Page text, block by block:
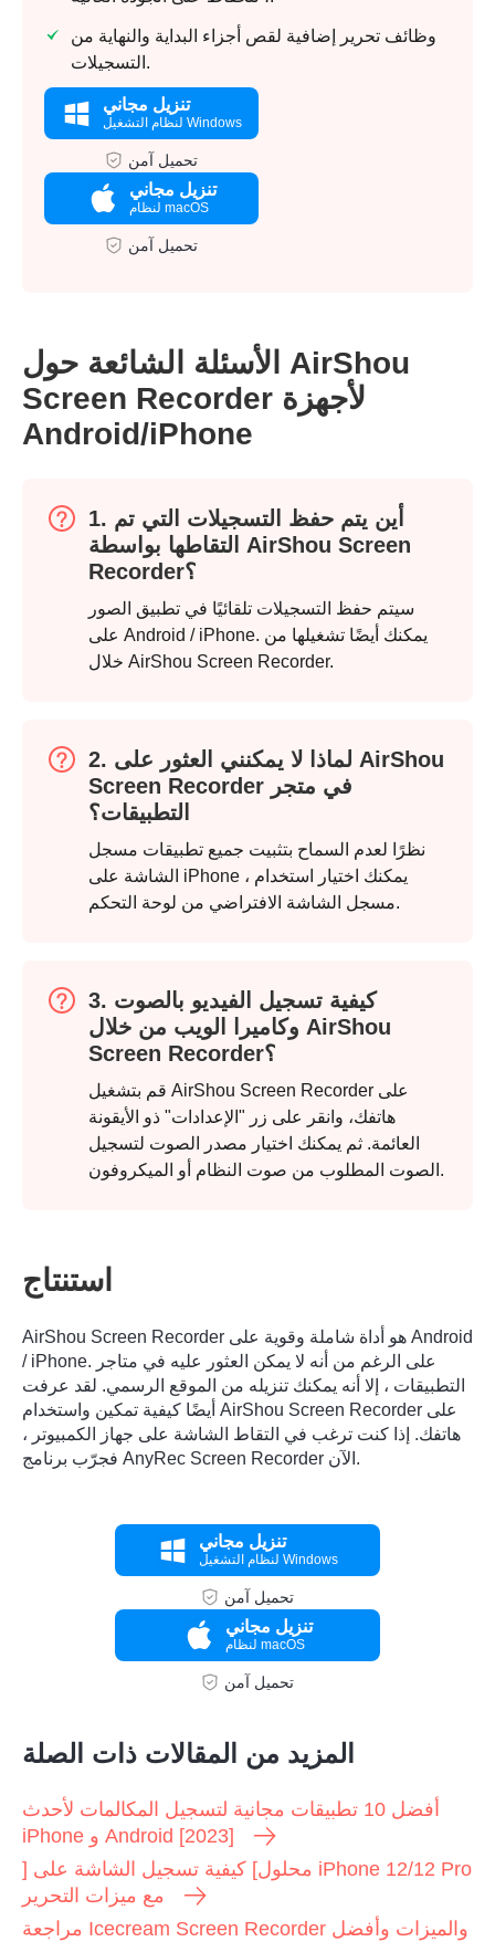
وظائف تحرير إضافية لقص أجزاء البداية والنهاية من
التسجيلات.
تنزيل مجاني
لنظام التشغيل Windows
تحميل آمن
تنزيل مجاني
لنظام macOS
تحميل آمن
الأسئلة الشائعة حول AirShou
Screen Recorder لأجهزة
Android/iPhone
1. أين يتم حفظ التسجيلات التي تم
التقاطها بواسطة AirShou Screen
Recorder؟
سيتم حفظ التسجيلات تلقائيًا في تطبيق الصور
على Android / iPhone. يمكنك أيضًا تشغيلها من
خلال AirShou Screen Recorder.
2. لماذا لا يمكنني العثور على AirShou
Screen Recorder في متجر
التطبيقات؟
نظرًا لعدم السماح بتثبيت جميع تطبيقات مسجل
الشاشة على iPhone ، يمكنك اختيار استخدام
مسجل الشاشة الافتراضي من لوحة التحكم.
3. كيفية تسجيل الفيديو بالصوت
وكاميرا الويب من خلال AirShou
Screen Recorder؟
قم بتشغيل AirShou Screen Recorder على
هاتفك، وانقر على زر "الإعدادات" ذو الأيقونة
العائمة. ثم يمكنك اختيار مصدر الصوت لتسجيل
الصوت المطلوب من صوت النظام أو الميكروفون.
استنتاج
AirShou Screen Recorder هو أداة شاملة وقوية على Android
/ iPhone. على الرغم من أنه لا يمكن العثور عليه في متاجر
التطبيقات ، إلا أنه يمكنك تنزيله من الموقع الرسمي. لقد عرفت
أيضًا كيفية تمكين واستخدام AirShou Screen Recorder على
هاتفك. إذا كنت ترغب في التقاط الشاشة على جهاز الكمبيوتر ،
فجرّب برنامج AnyRec Screen Recorder الآن.
تنزيل مجاني
لنظام التشغيل Windows
تحميل آمن
تنزيل مجاني
لنظام macOS
تحميل آمن
المزيد من المقالات ذات الصلة
أفضل 10 تطبيقات مجانية لتسجيل المكالمات لأحدث
iPhone و Android [2023]
] محلول] كيفية تسجيل الشاشة على iPhone 12/12 Pro
مع ميزات التحرير
مراجعة Icecream Screen Recorder والميزات وأفضل